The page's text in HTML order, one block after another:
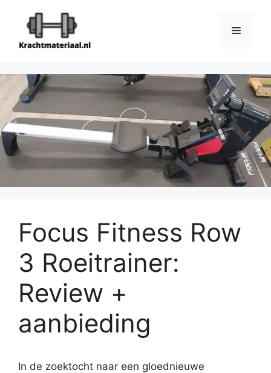
inhoud
Menu
Focus Fitness Row
3 Roeitrainer:
Review +
aanbieding
In de zoektocht naar een gloednieuwe